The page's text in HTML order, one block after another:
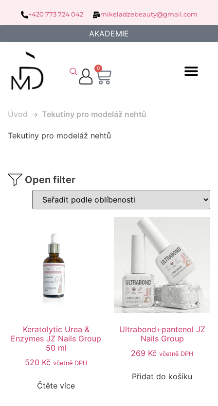
+420 773 724 042 mikeladzebeauty@gmail.com
AKADEMIE
0
Úvod Tekutiny pro modeláž nehtů
Tekutiny pro modeláž nehtů
Open filter
Keratolytic Urea &
Enzymes JZ Nails Group
50 ml
520 Kč včetně DPH
Čtěte více
Ultrabond+pantenol JZ
Nails Group
269 Kč včetně DPH
Přidat do košíku